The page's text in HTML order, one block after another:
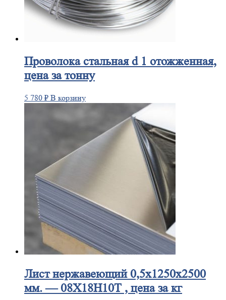
Проволокастальная d 1 отожженная,
цена за тонну
5 780 ₽ В корзину
Листнержавеющий 0,5x1250x2500
мм. — 08Х18Н10Т , цена за кг